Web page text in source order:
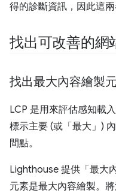
得的診斷資訊，因此這兩
找出可改善的網
找出最大內容繪製
LCP 是用來評估感知載
標示主要 (或「最大」)
間點。
Lighthouse 提供「最大
元素是最大內容繪製。